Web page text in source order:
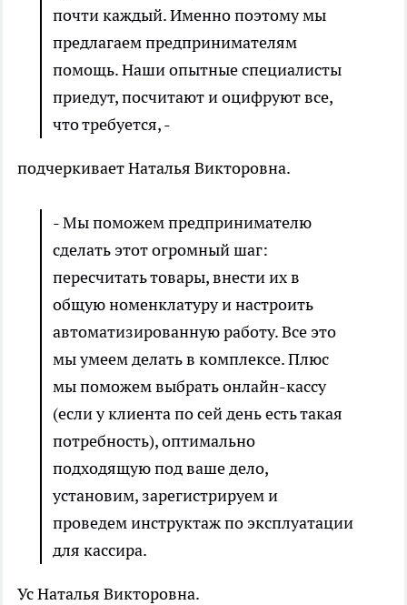
почти каждый. Именно поэтому мы
предлагаем предпринимателям
помощь. Наши опытные специалисты
приедут, посчитают и оцифруют все,
что требуется, -
подчеркивает Наталья Викторовна.
- Мы поможем предпринимателю
сделать этот огромный шаг:
пересчитать товары, внести их в
общую номенклатуру и настроить
автоматизированную работу. Все это
мы умеем делать в комплексе. Плюс
мы поможем выбрать онлайн-кассу
(если у клиента по сей день есть такая
потребность), оптимально
подходящую под ваше дело,
установим, зарегистрируем и
проведем инструктаж по эксплуатации
для кассира.
Ус Наталья Викторовна.